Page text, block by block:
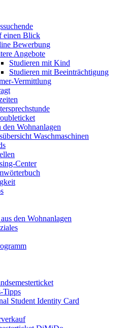
einen Blick
Bewerbung
Angebote
Studieren mit Kind
Studieren mit Beeinträchtigung
Vermittlung
den Wohnanlagen
Waschmaschinen
Center
den Wohnanlagen
Tipps
Student Identity Card